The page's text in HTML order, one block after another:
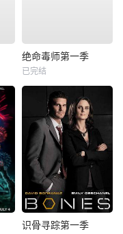
绝命毒师第一季
已完结
识骨寻踪第一季